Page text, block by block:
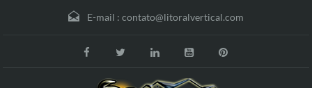
E-mail : contato@litoralvertical.com